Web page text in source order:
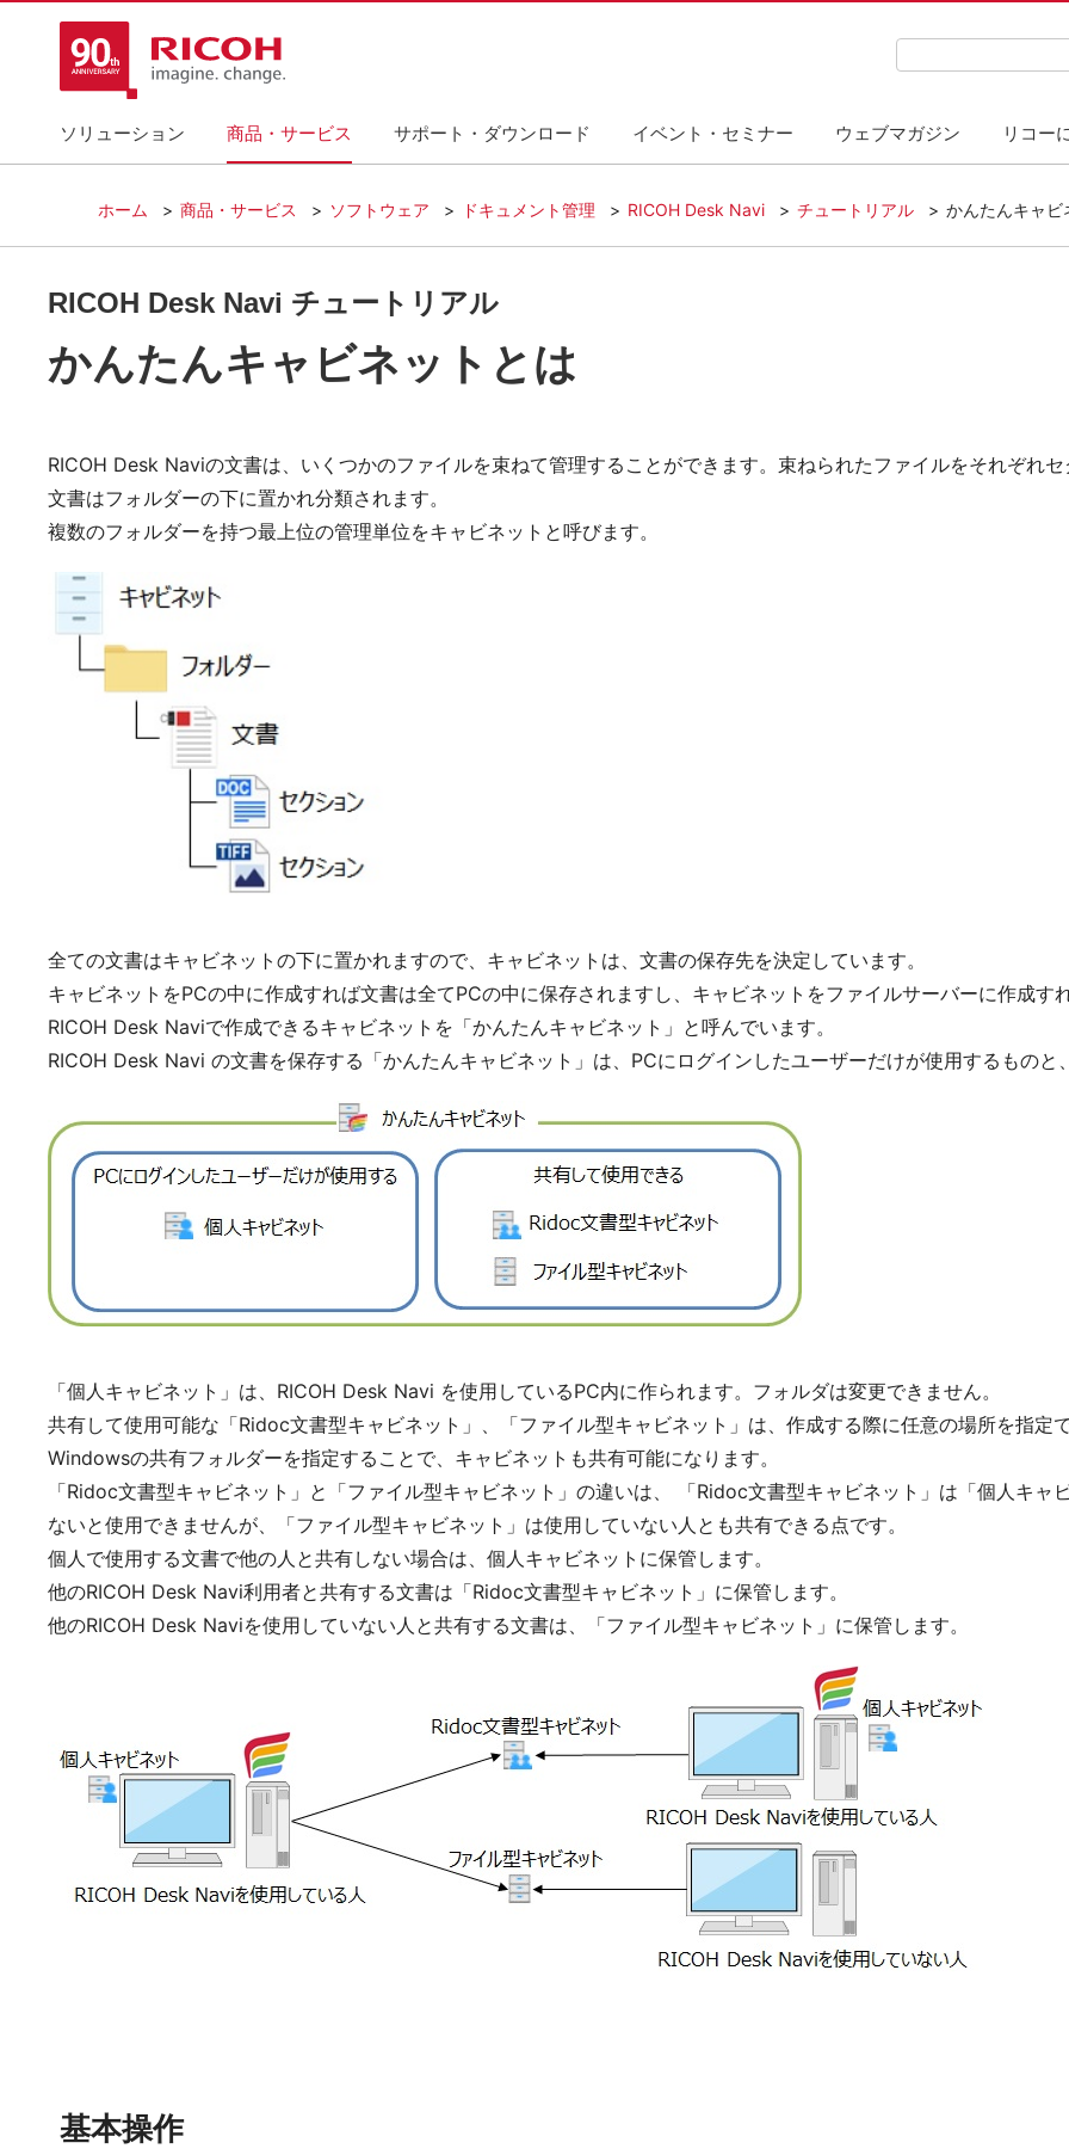
ソリューション 商品・サービス サポート・ダウンロード イベント・セミナー ウェブマガジン リコー
検索キーワード入力
ホーム 商品・サービス ソフトウェア ドキュメント管理 RICOH Desk Navi チュートリアル かんたんキャビ
RICOH Desk Navi チュートリアル
かんたんキャビネットとは
RICOH Desk Naviの文書は、いくつかのファイルを束ねて管理することができます。束ねられたファイルをそれぞれ
文書はフォルダーの下に置かれ分類されます。
複数のフォルダーを持つ最上位の管理単位をキャビネットと呼びます。
全ての文書はキャビネットの下に置かれますので、キャビネットは、文書の保存先を決定しています。
キャビネットをPCの中に作成すれば文書は全てPCの中に保存されますし、キャビネットをファイルサーバーに作成
RICOH Desk Naviで作成できるキャビネットを「かんたんキャビネット」と呼んでいます。
RICOH Desk Navi の文書を保存する「かんたんキャビネット」は、PCにログインしたユーザーだけが使用するもの
「個人キャビネット」は、RICOH Desk Navi を使用しているPC内に作られます。フォルダは変更できません。
共有して使用可能な「Ridoc文書型キャビネット」、「ファイル型キャビネット」は、作成する際に任意の場所を指定
Windowsの共有フォルダーを指定することで、キャビネットも共有可能になります。
「Ridoc文書型キャビネット」と「ファイル型キャビネット」の違いは、 「Ridoc文書型キャビネット」は「個人キ
ないと使用できませんが、「ファイル型キャビネット」は使用していない人とも共有できる点です。
個人で使用する文書で他の人と共有しない場合は、個人キャビネットに保管します。
他のRICOH Desk Navi利用者と共有する文書は「Ridoc文書型キャビネット」に保管します。
他のRICOH Desk Naviを使用していない人と共有する文書は、「ファイル型キャビネット」に保管します。
基本操作